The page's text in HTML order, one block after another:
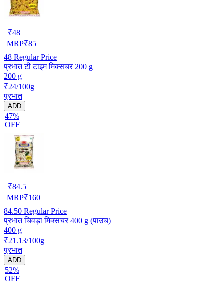
₹48
MRP₹85
48 Regular Price
प्रभात टी टाइम मिक्सचर 200 g
200 g
₹24/100g
प्रभात
ADD
47%
OFF
₹84.5
MRP₹160
84.50 Regular Price
प्रभात चिवड़ा मिक्सचर 400 g (पाउच)
400 g
₹21.13/100g
प्रभात
ADD
52%
OFF